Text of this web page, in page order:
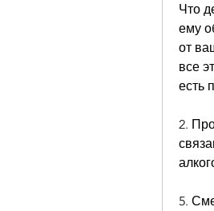
Что
ему
от
все
есть
2.
5.